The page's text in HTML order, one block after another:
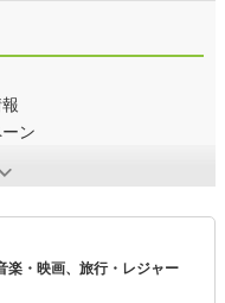
ン
楽・映画、旅行・レジャー